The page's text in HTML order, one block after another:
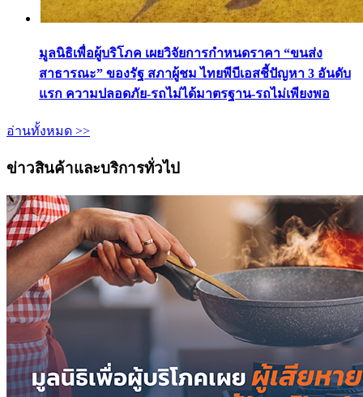
มูลนิธิเพื่อผู้บริโภค เผยวิจัยการกำหนดราคา “ขนส่ง
สาธารณะ” ของรัฐ สภาผู้ชม ไทยพีบีเอสชี้ปัญหา 3 อันดับ
แรก ความปลอดภัย-รถไม่ได้มาตรฐาน-รถไม่เพียงพอ
อ่านทั้งหมด >>
ข่าวสินค้าและบริการทั่วไป